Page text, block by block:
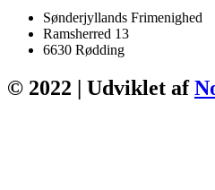
Sønderjyllands Frimenighed
Ramsherred 13
6630 Rødding
© 2022 | Udviklet af